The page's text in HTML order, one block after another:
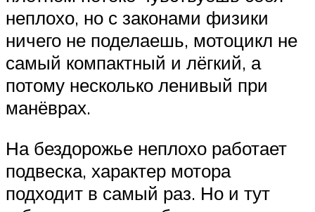
неплохо, но с законами физики
ничего не поделаешь, мотоцикл не
самый компактный и лёгкий, а
потому несколько ленивый при
манёврах.
На бездорожье неплохо работает
подвеска, характер мотора
подходит в самый раз. Но и тут